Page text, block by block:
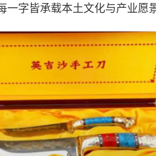
一字皆承载本土文化与产业愿